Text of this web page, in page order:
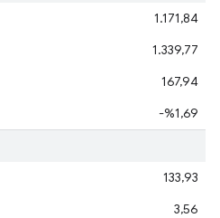
1.171,84
1.339,77
167,94
-%1,69
133,93
3,56